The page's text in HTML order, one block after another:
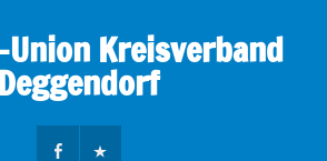
Kreisverband
Deggendorf